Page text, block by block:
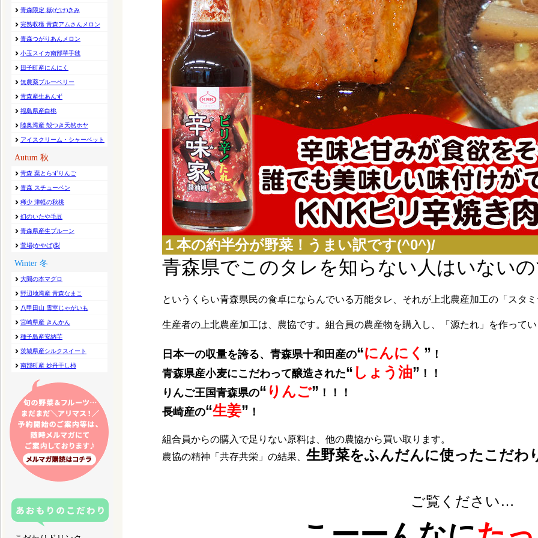
１本の約半分が野菜！うまい訳です(^0^)/
青森県でこのタレを知らない人はいない
というくらい青森県民の食卓にならんでいる万能タレ、それが上北農産加工の「スタ
生産者の上北農産加工は、農協です。組合員の農産物を購入し、「源たれ」を作って
日本一の収量を誇る、青森県十和田産の“にんにく ” ！
青森県産小麦にこだわって醸造された“ しょう油” ！！
りんご王国青森県の“ りんご” ！！！
長崎産の“生姜” ！
組合員からの購入で足りない原料は、他の農協から買い取ります。
農協の精神「共存共栄」の結果、 生野菜をふんだんに使ったこだわ
ご覧ください…